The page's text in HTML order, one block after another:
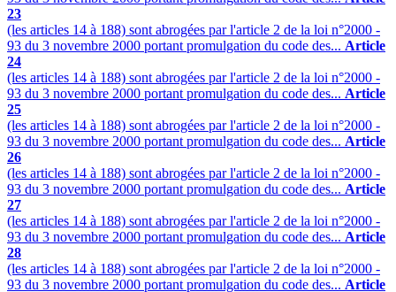
23
(les articles 14 à 188) sont abrogées par l'article 2 de la loi n°2000 -
93 du 3 novembre 2000 portant promulgation du code des... Article
24
(les articles 14 à 188) sont abrogées par l'article 2 de la loi n°2000 -
93 du 3 novembre 2000 portant promulgation du code des... Article
25
(les articles 14 à 188) sont abrogées par l'article 2 de la loi n°2000 -
93 du 3 novembre 2000 portant promulgation du code des... Article
26
(les articles 14 à 188) sont abrogées par l'article 2 de la loi n°2000 -
93 du 3 novembre 2000 portant promulgation du code des... Article
27
(les articles 14 à 188) sont abrogées par l'article 2 de la loi n°2000 -
93 du 3 novembre 2000 portant promulgation du code des... Article
28
(les articles 14 à 188) sont abrogées par l'article 2 de la loi n°2000 -
93 du 3 novembre 2000 portant promulgation du code des... Article